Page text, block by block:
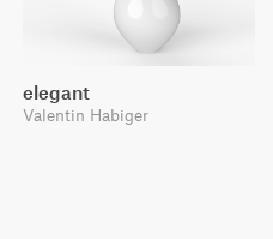
elegant
Valentin Habiger